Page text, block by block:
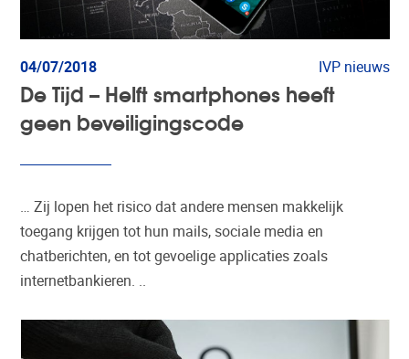
04/07/2018 IVP nieuws
De Tijd – Helft smartphones heeft
geen beveiligingscode
… Zij lopen het risico dat andere mensen makkelijk
toegang krijgen tot hun mails, sociale media en
chatberichten, en tot gevoelige applicaties zoals
internetbankieren. ..